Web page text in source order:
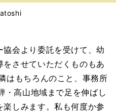
会より委託を受けて、幼
させていただくものもあ
はもちろんのこと、事務所
高山地域まで足を伸ばし
しみます。私も何度か参